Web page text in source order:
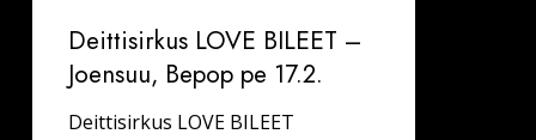
Deittisirkus LOVE BILEET –
Joensuu, Bepop pe 17.2.
Deittisirkus LOVE BILEET